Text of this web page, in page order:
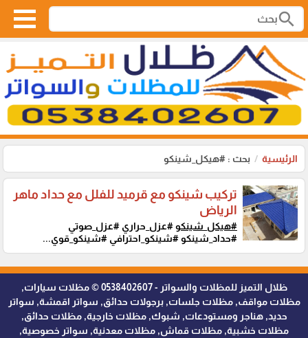
search
الرئيسية بحث : #هيكل_شينكو
تركيب شينكو مع قرميد للفلل مع حداد ماهر
الرياض
#هيكل_شينكو#عزل_حراري #عزل_صوتي
#حداد_شينكو #شينكو_احترافي #شينكو_قوي...
ظلال التميز للمظلات والسواتر - 0538402607 © مظلات سيارات,
مظلات مواقف, مظلات جلسات, برجولات حدائق, سواتر اقمشة, سواتر
حديد, هناجر ومستودعات, شبوك, مظلات خارجية, مظلات حدائق,
مظلات خشبية, مظلات قماش, مظلات معدنية, سواتر خصوصية,